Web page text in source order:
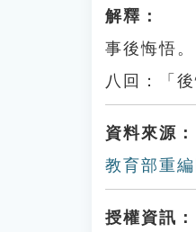
解釋：
事後悔悟
八回：「
資料來源：
教育部重
授權資訊：